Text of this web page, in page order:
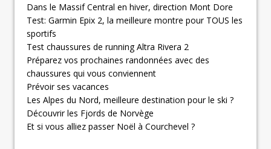
Dans le Massif Central en hiver, direction Mont Dore
Test: Garmin Epix 2, la meilleure montre pour TOUS les
sportifs
Test chaussures de running Altra Rivera 2
Préparez vos prochaines randonnées avec des
chaussures qui vous conviennent
Prévoir ses vacances
Les Alpes du Nord, meilleure destination pour le ski ?
Découvrir les Fjords de Norvège
Et si vous alliez passer Noël à Courchevel ?